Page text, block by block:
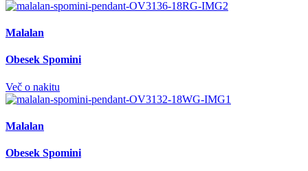
Malalan
Obesek Spomini
Več o nakitu
Malalan
Obesek Spomini